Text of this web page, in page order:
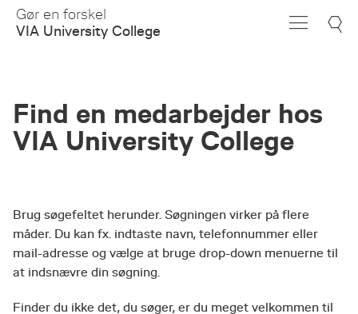
Skip
Main
Gør en forskel
VIA University College
Find en medarbejder hos
VIA University College
Brug søgefeltet herunder. Søgningen virker på flere
måder. Du kan fx. indtaste navn, telefonnummer eller
mail-adresse og vælge at bruge drop-down menuerne til
at indsnævre din søgning.
Finder du ikke det, du søger, er du meget velkommen til